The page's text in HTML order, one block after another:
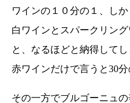
ワインの１０分の１、し
白ワインとスパークリン
と、なるほどと納得して
赤ワインだけで言うと30分
その一方でブルゴーニュ